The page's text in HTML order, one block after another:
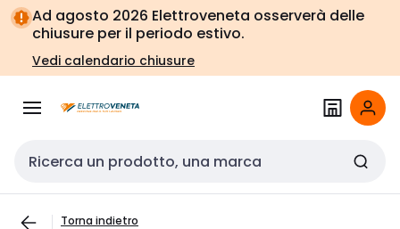
Vai alla
navigazione
Vai
alla
pagina
Ad agosto 2026 Elettroveneta osserverà delle
chiusure per il periodo estivo.
Vedi calendario chiusure
Cerca input
Torna indietro